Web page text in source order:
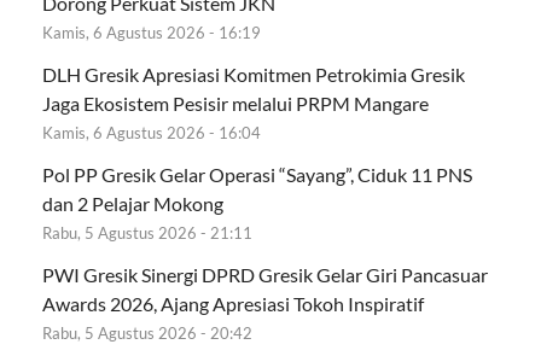
Kamis, 6 Agustus 2026 - 16:19
DLH Gresik Apresiasi Komitmen Petrokimia Gresik
Jaga Ekosistem Pesisir melalui PRPM Mangare
Kamis, 6 Agustus 2026 - 16:04
Pol PP Gresik Gelar Operasi “Sayang”, Ciduk 11 PNS
dan 2 Pelajar Mokong
Rabu, 5 Agustus 2026 - 21:11
PWI Gresik Sinergi DPRD Gresik Gelar Giri Pancasuar
Awards 2026, Ajang Apresiasi Tokoh Inspiratif
Rabu, 5 Agustus 2026 - 20:42